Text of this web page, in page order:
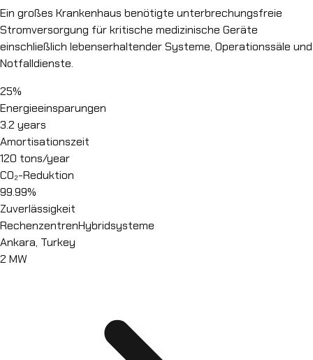
Ein großes Krankenhaus benötigte unterbrechungsfreie
Stromversorgung für kritische medizinische Geräte
einschließlich lebenserhaltender Systeme, Operationssäle und
Notfalldienste.
25%
Energieeinsparungen
3.2 years
Amortisationszeit
120 tons/year
CO₂-Reduktion
99.99%
Zuverlässigkeit
RechenzentrenHybridsysteme
Ankara, Turkey
2 MW